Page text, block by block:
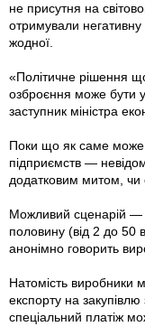
не присутня на
отримували негативну
жодної.
«Політичне рішення
озброєння може бути
заступник міністра
Поки що як саме може
підприємств —
додатковим митом, чи
Можливий сценарій —
половину (від 2 до 50
анонімно говорить
Натомість виробники
експорту на
спеціальний платіж